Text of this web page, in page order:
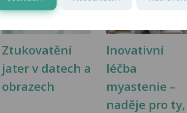
Ztukovatění
jater v datech a
obrazech
Inovativní
léčba
myastenie –
naděje pro ty,